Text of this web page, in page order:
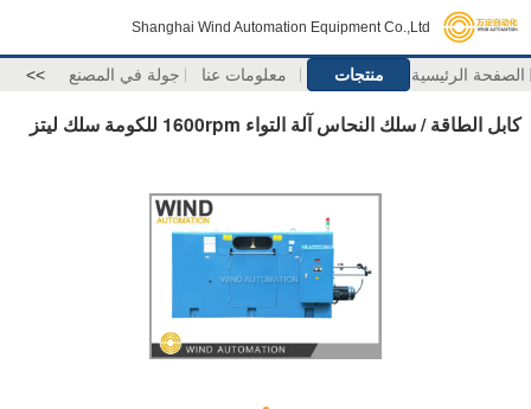
Shanghai Wind Automation Equipment Co.,Ltd
الصفحة الرئيسية منتجات معلومات عنا جولة في المصنع >>
كابل الطاقة / سلك النحاس آلة التواء 1600rpm للكومة سلك ليتز